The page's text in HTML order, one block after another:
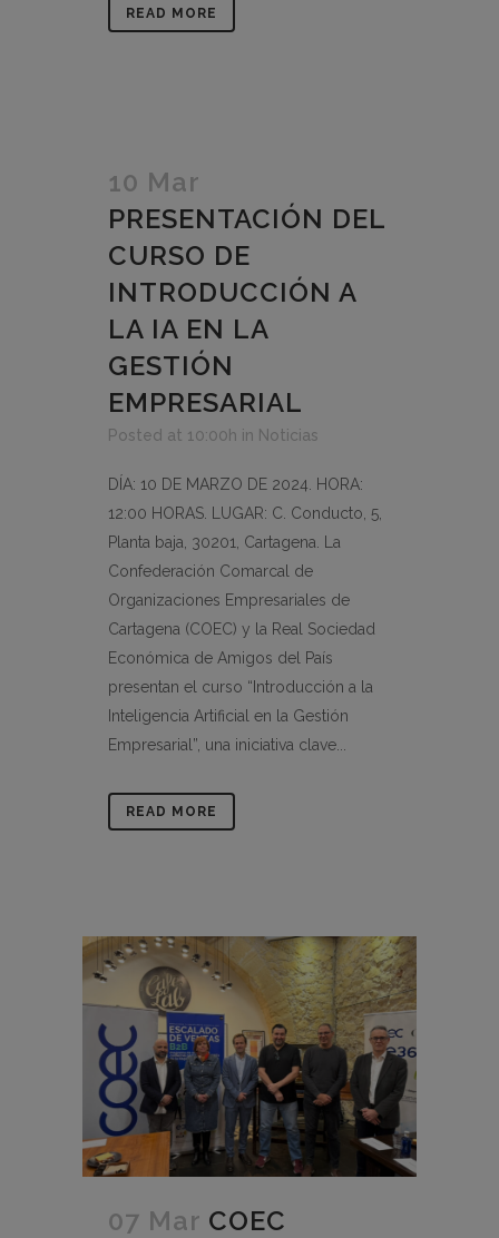
READ MORE
10 Mar
PRESENTACIÓN DEL
CURSO DE
INTRODUCCIÓN A
LA IA EN LA
GESTIÓN
EMPRESARIAL
Posted at 10:00h in Noticias
DÍA: 10 DE MARZO DE 2024. HORA:
12:00 HORAS. LUGAR: C. Conducto, 5,
Planta baja, 30201, Cartagena. La
Confederación Comarcal de
Organizaciones Empresariales de
Cartagena (COEC) y la Real Sociedad
Económica de Amigos del País
presentan el curso “Introducción a la
Inteligencia Artificial en la Gestión
Empresarial”, una iniciativa clave...
READ MORE
07 Mar COEC